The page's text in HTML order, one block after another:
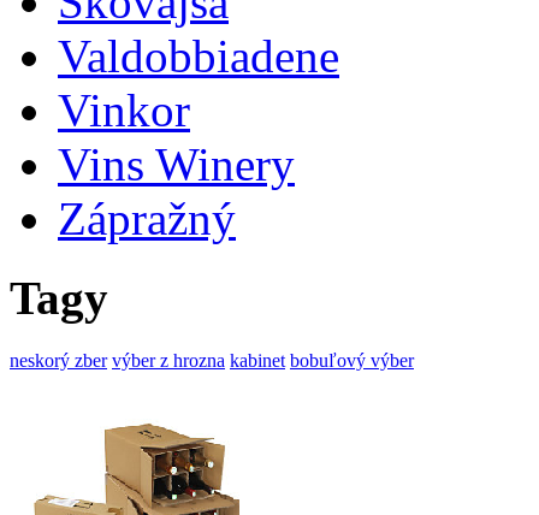
Valdobbiadene
Vinkor
Vins Winery
Zápražný
Tagy
neskorý zber výber z hrozna kabinet bobuľový výber